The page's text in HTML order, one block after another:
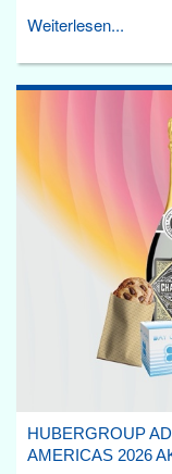
Weiterlesen...
HUBERGROUP
AMERICAS 2026